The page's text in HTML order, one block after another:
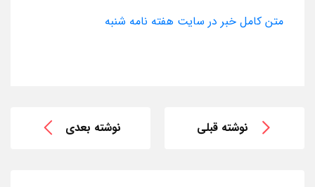
متن کامل خبر در سایت هفته نامه شنبه
نوشته قبلی نوشته بعدی